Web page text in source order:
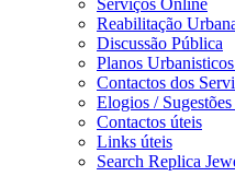
Serviços Online
Reabilitação
Discussão Pública
Planos
Contactos dos
Elogios /
Contactos úteis
Links úteis
Search Replica